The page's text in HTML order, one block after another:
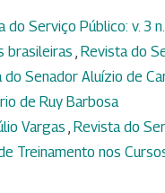
do Serviço Público: v. 3
brasileiras , Revista do
do Senador Aluízio de
de Ruy Barbosa
Vargas , Revista do
Treinamento nos